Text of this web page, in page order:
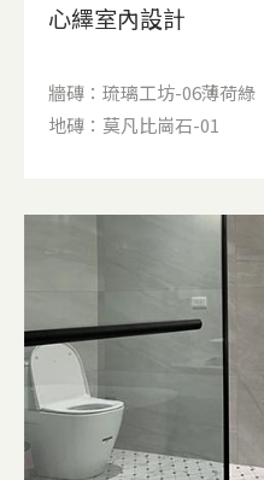
心繹室內設計
牆磚：琉璃工坊-06薄荷綠
地磚：莫凡比崗石-01